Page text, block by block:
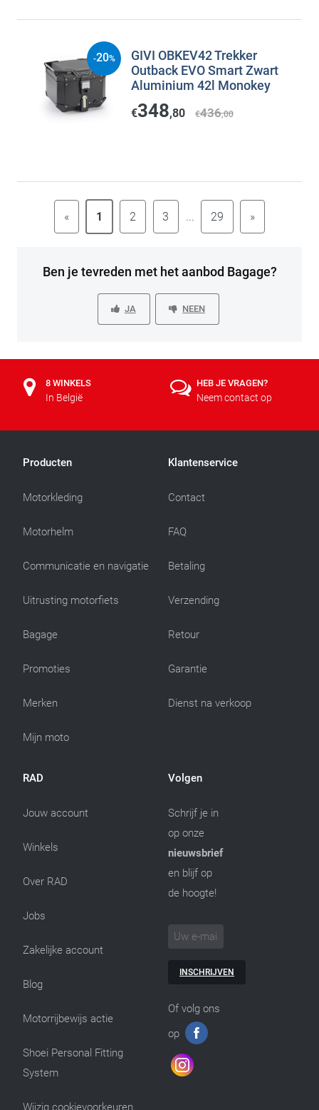
GIVI OBKEV42 Trekker
Outback EVO Smart Zwart
Aluminium 42l Monokey
€348,80 €436,00
-20%
« 1 2 3 ... 29 »
Ben je tevreden met het aanbod Bagage?
JA NEEN
8 WINKELS
In België
HEB JE VRAGEN?
Neem contact op
Producten
Motorkleding
Motorhelm
Communicatie en navigatie
Uitrusting motorfiets
Bagage
Promoties
Merken
Mijn moto
Klantenservice
Contact
FAQ
Betaling
Verzending
Retour
Garantie
Dienst na verkoop
RAD
Jouw account
Winkels
Over RAD
Jobs
Zakelijke account
Blog
Motorrijbewijs actie
Shoei Personal Fitting
System
Wijzig cookievoorkeuren
Volgen
Schrijf je in
op onze
nieuwsbrief
en blijf op
de hoogte!
INSCHRIJVEN
Of volg ons
op